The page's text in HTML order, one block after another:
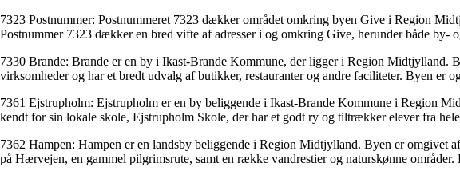
7323 Postnummer: Postnummeret 7323 dækker området omkring byen Give i Region
Postnummer 7323 dækker en bred vifte af adresser i og omkring Give, herunder både by-
7330 Brande: Brande er en by i Ikast-Brande Kommune, der ligger i Region Midtjylland.
virksomheder og har et bredt udvalg af butikker, restauranter og andre faciliteter. Byen er
7361 Ejstrupholm: Ejstrupholm er en by beliggende i Ikast-Brande Kommune i Region
kendt for sin lokale skole, Ejstrupholm Skole, der har et godt ry og tiltrækker elever fra
7362 Hampen: Hampen er en landsby beliggende i Region Midtjylland. Byen er
på Hærvejen, en gammel pilgrimsrute, samt en række vandrestier og naturskønne